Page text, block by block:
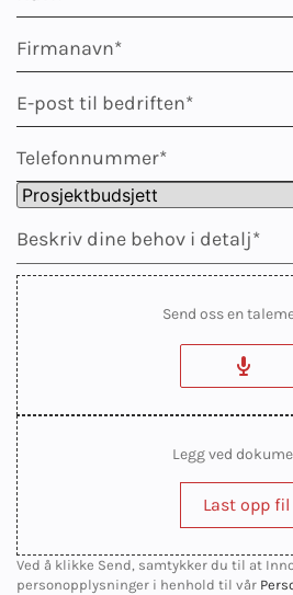
Send oss en
Legg ved
Last opp fil
Ved å klikke Send, samtykker du til at
personopplysninger i henhold til vår